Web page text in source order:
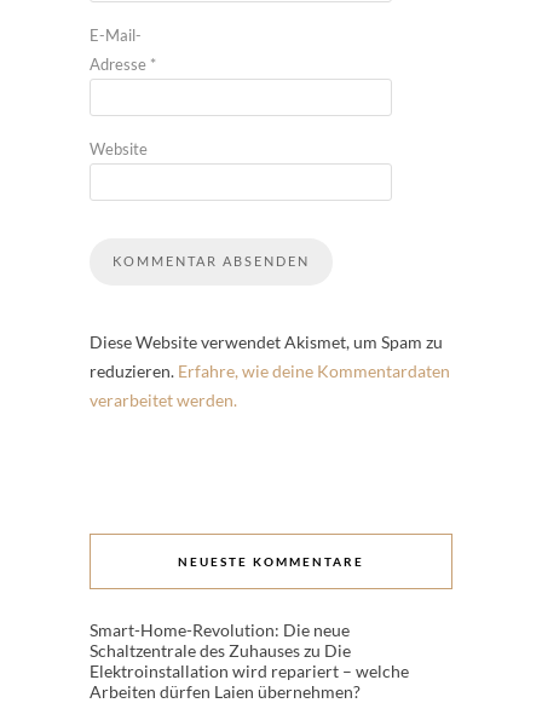
E-Mail-
Adresse *
Website
Diese Website verwendet Akismet, um Spam zu
reduzieren. Erfahre, wie deine Kommentardaten
verarbeitet werden.
NEUESTE KOMMENTARE
Smart-Home-Revolution: Die neue
Schaltzentrale des Zuhauseszu Die
Elektroinstallation wird repariert – welche
Arbeiten dürfen Laien übernehmen?